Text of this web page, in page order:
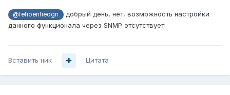
@fefioenfieogn
добрый день, нет, возможность настройки
данного функционала через SNMP отсутствует.
Вставить ник Цитата